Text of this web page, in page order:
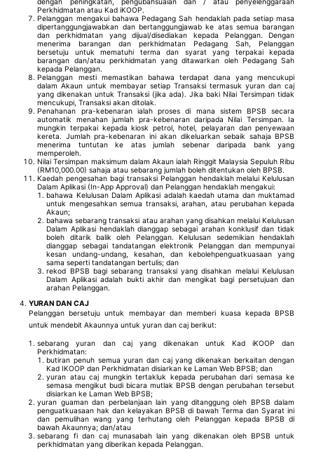
Perkhidmatan atau Kad iKOOP.
Pelanggan mengakui bahawa Pedagang Sah hendaklah pada setiap masa
dipertanggungjawabkan dan bertanggungjawab ke atas semua barangan
dan perkhidmatan yang dijual/disediakan kepada Pelanggan. Dengan
menerima barangan dan perkhidmatan Pedagang Sah, Pelanggan
bersetuju untuk mematuhi terma dan syarat yang terpakai kepada
barangan dan/atau perkhidmatan yang ditawarkan oleh Pedagang Sah
kepada Pelanggan.
Pelanggan mesti memastikan bahawa terdapat dana yang mencukupi
dalam Akaun untuk membayar setiap Transaksi termasuk yuran dan caj
yang dikenakan untuk Transaksi (jika ada). Jika baki Nilai Tersimpan tidak
mencukupi, Transaksi akan ditolak.
Penahanan pra-kebenaran ialah proses di mana sistem BPSB secara
automatik menahan jumlah pra-kebenaran daripada Nilai Tersimpan. Ia
mungkin terpakai kepada kiosk petrol, hotel, pelayaran dan penyewaan
kereta. Jumlah pra-kebenaran ini akan dikeluarkan sebaik sahaja BPSB
menerima tuntutan ke atas jumlah sebenar daripada bank yang
memperoleh.
Nilai Tersimpan maksimum dalam Akaun ialah Ringgit Malaysia Sepuluh Ribu
(RM10,000.00) sahaja atau sebarang jumlah boleh ditentukan oleh BPSB.
Kaedah pengesahan bagi transaksi Pelanggan hendaklah melalui Kelulusan
Dalam Aplikasi (In-App Approval) dan Pelanggan hendaklah mengakui:
bahawa Kelulusan Dalam Aplikasi adalah kaedah utama dan muktamad
untuk mengesahkan semua transaksi, arahan, atau perubahan kepada
Akaun;
bahawa sebarang transaksi atau arahan yang disahkan melalui Kelulusan
Dalam Aplikasi hendaklah dianggap sebagai arahan konklusif dan tidak
boleh ditarik balik oleh Pelanggan. Kelulusan sedemikian hendaklah
dianggap sebagai tandatangan elektronik Pelanggan dan mempunyai
kesan undang-undang, kesahan, dan kebolehpenguatkuasaan yang
sama seperti tandatangan bertulis; dan
rekod BPSB bagi sebarang transaksi yang disahkan melalui Kelulusan
Dalam Aplikasi adalah bukti akhir dan mengikat bagi persetujuan dan
arahan Pelanggan.
YURAN DAN CAJ
Pelanggan bersetuju untuk membayar dan memberi kuasa kepada BPSB
untuk mendebit Akaunnya untuk yuran dan caj berikut:
sebarang yuran dan caj yang dikenakan untuk Kad iKOOP dan
Perkhidmatan:
butiran penuh semua yuran dan caj yang dikenakan berkaitan dengan
Kad IKOOP dan Perkhidmatan disiarkan ke Laman Web BPSB; dan
yuran atau caj mungkin tertakluk kepada perubahan dari semasa ke
semasa mengikut budi bicara mutlak BPSB dengan perubahan tersebut
disiarkan ke Laman Web BPSB;
yuran guaman dan perbelanjaan lain yang ditanggung oleh BPSB dalam
penguatkuasaan hak dan kelayakan BPSB di bawah Terma dan Syarat ini
dan pemulihan wang yang terhutang oleh Pelanggan kepada BPSB di
bawah Akaunnya; dan/atau
sebarang fi dan caj munasabah lain yang dikenakan oleh BPSB untuk
perkhidmatan yang diberikan kepada Pelanggan.